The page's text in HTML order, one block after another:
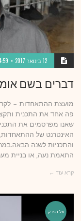
12 בינואר 2017
דברים בשם
שאנו מפרסמים את
האינטרנט של
והתכניות לשנה
התאמת נעה, או בניית
קרא עוד ←
על הפרק